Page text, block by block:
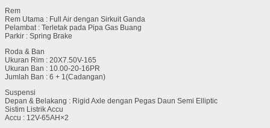
Rem
Rem Utama : Full Air dengan Sirkuit Ganda
Pelambat : Terletak pada Pipa Gas Buang
Parkir : Spring Brake
Roda & Ban
Ukuran Rim : 20X7.50V-165
Ukuran Ban : 10.00-20-16PR
Jumlah Ban : 6 + 1(Cadangan)
Suspensi
Depan & Belakang : Rigid Axle dengan Pegas Daun Semi Elliptic
Sistim Listrik Accu
Accu : 12V-65AH×2